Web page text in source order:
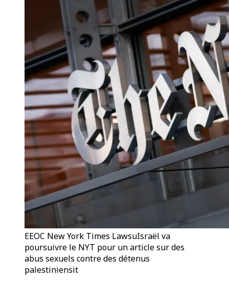
EEOC New York Times LawsuIsraël va
poursuivre le NYT pour un article sur des
abus sexuels contre des détenus
palestiniensit